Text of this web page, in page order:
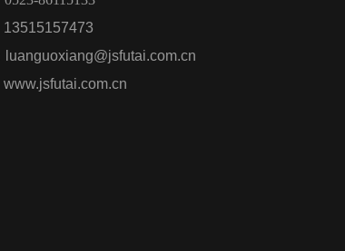
13515157473
luanguoxiang@jsfutai.com.cn
www.jsfutai.com.cn